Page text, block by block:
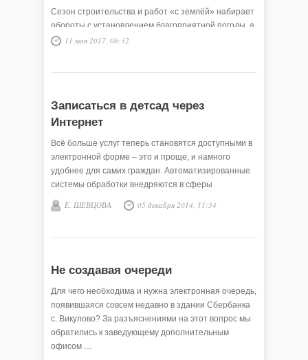
Сезон строительства и работ «с землёй» набирает
обороты с установлением благоприятной погоды, а
у граждан возникает множество вопросов,
11 мая 2017, 08:32
Записаться в детсад через
Интернет
Всё больше услуг теперь становятся доступными в
электронной форме – это и проще, и намного
удобнее для самих граждан. Автоматизированные
системы обработки внедряются в сферы
здравоохранения, …
Е. ШЕВЦОВА 05 декабря 2014, 11:34
Не создавая очереди
Для чего необходима и нужна электронная очередь,
появившаяся совсем недавно в здании Сбербанка
с. Викулово? За разъяснениями на этот вопрос мы
обратились к заведующему дополнительным
офисом …